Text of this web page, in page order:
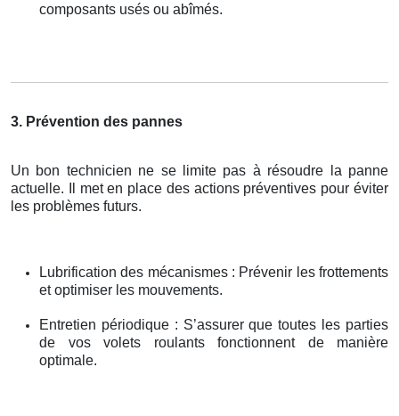
composants usés ou abîmés.
3. Prévention des pannes
Un bon technicien ne se limite pas à résoudre la panne
actuelle. Il met en place des actions préventives pour éviter
les problèmes futurs.
Lubrification des mécanismes : Prévenir les frottements
et optimiser les mouvements.
Entretien périodique : S’assurer que toutes les parties
de vos volets roulants fonctionnent de manière
optimale.